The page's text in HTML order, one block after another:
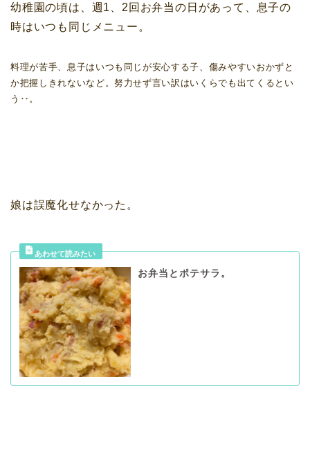
幼稚園の頃は、週1、2回お弁当の日があって、息子の
時はいつも同じメニュー。
料理が苦手、息子はいつも同じが安心する子、傷みやすいおかずと
か把握しきれないなど。努力せず言い訳はいくらでも出てくるとい
う‥。
娘は誤魔化せなかった。
お弁当とポテサラ。